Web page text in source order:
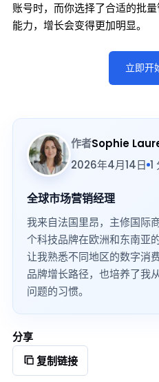
账号时，而你选择了合适的批
能力，增长会变得更加明显。
立即开
作者Sophie
2026年4月14日 1
全球市场营销经理
我来自法国里昂，主修国际
个科技品牌在欧洲和东南亚
让我熟悉不同地区的数字消
品牌增长路径，也培养了我
问题的习惯。
分享
复制链接